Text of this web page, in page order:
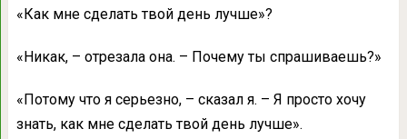
«Как мне сделать твой день лучше»?
«Никак, – отрезала она. – Почему ты спрашиваешь?»
«Потому что я серьезно, – сказал я. – Я просто хочу
знать, как мне сделать твой день лучше».